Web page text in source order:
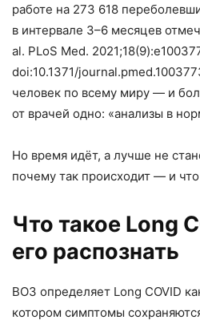
работе на 273 618
в интервале 3–6 месяцев
al. PLoS Med.
doi:10.1371/
человек по всему миру — и
от врачей одно: «анализы в
Но время идёт, а лучше не
почему так происходит — и
Что такое Long
его распознать
ВОЗ определяет Long COVID
котором симптомы